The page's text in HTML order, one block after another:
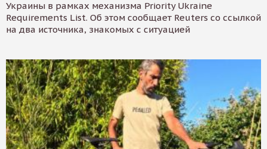
Украины в рамках механизма Priority Ukraine
Requirements List. Об этом сообщает Reuters со ссылкой
на два источника, знакомых с ситуацией